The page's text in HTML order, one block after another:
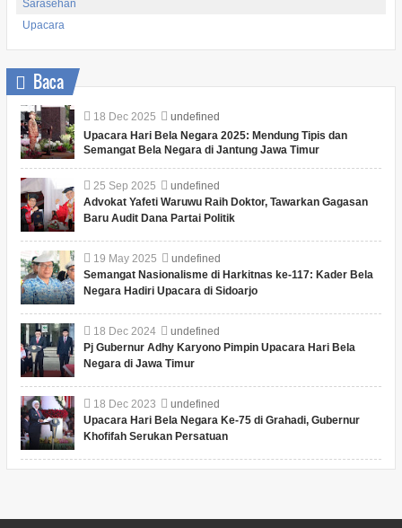
Sarasehan
Upacara
Baca
18 Dec 2025
undefined
Upacara Hari Bela Negara 2025: Mendung Tipis dan
Semangat Bela Negara di Jantung Jawa Timur
25 Sep 2025
undefined
Advokat Yafeti Waruwu Raih Doktor, Tawarkan Gagasan
Baru Audit Dana Partai Politik
19 May 2025
undefined
Semangat Nasionalisme di Harkitnas ke-117: Kader Bela
Negara Hadiri Upacara di Sidoarjo
18 Dec 2024
undefined
Pj Gubernur Adhy Karyono Pimpin Upacara Hari Bela
Negara di Jawa Timur
18 Dec 2023
undefined
Upacara Hari Bela Negara Ke-75 di Grahadi, Gubernur
Khofifah Serukan Persatuan